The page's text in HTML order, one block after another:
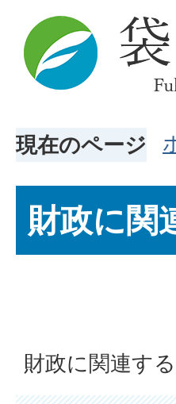
現在のページ
財政に関
財政に関連す